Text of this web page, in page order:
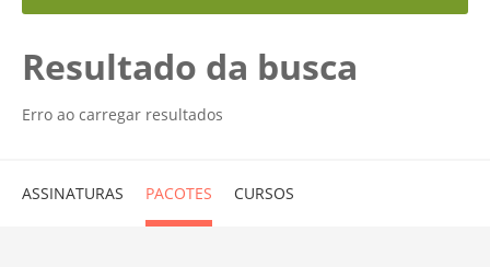
Resultado da busca
Erro ao carregar resultados
ASSINATURAS PACOTES CURSOS